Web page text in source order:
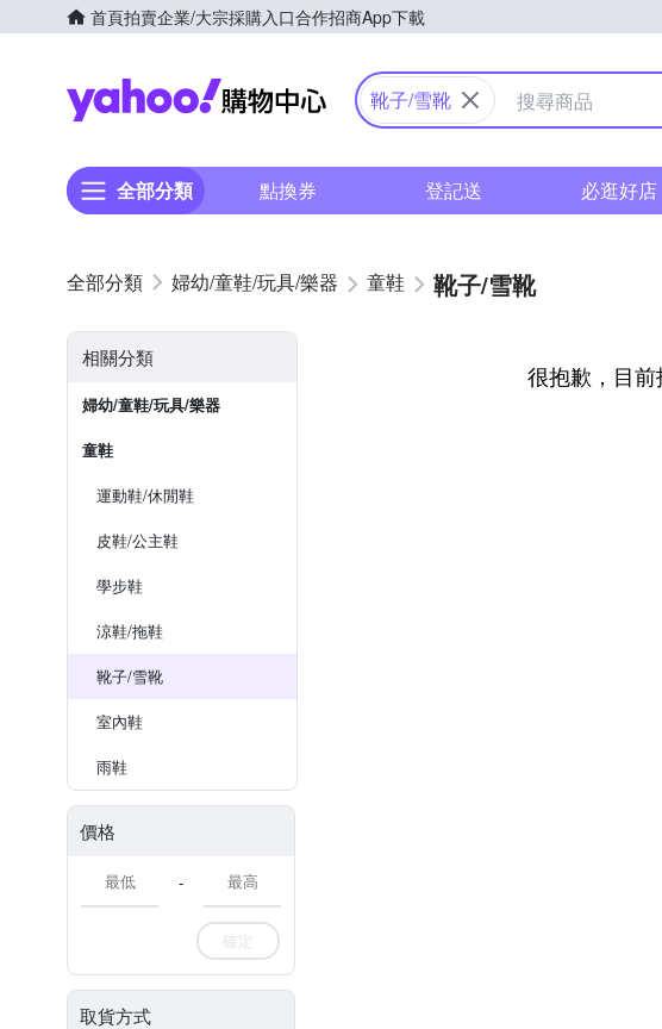
首頁拍賣企業/大宗採購入口合作招商App下載
Yahoo購物中心
靴子/雪靴
全部分類 點換券 登記送 必逛好店
婦幼/童鞋/玩具/樂器 童鞋 靴子/雪靴
相關分類
婦幼/童鞋/玩具/樂器
童鞋
運動鞋/休閒鞋
皮鞋/公主鞋
學步鞋
涼鞋/拖鞋
靴子/雪靴
室內鞋
雨鞋
價格
-
確定
取貨方式
很抱歉，目前